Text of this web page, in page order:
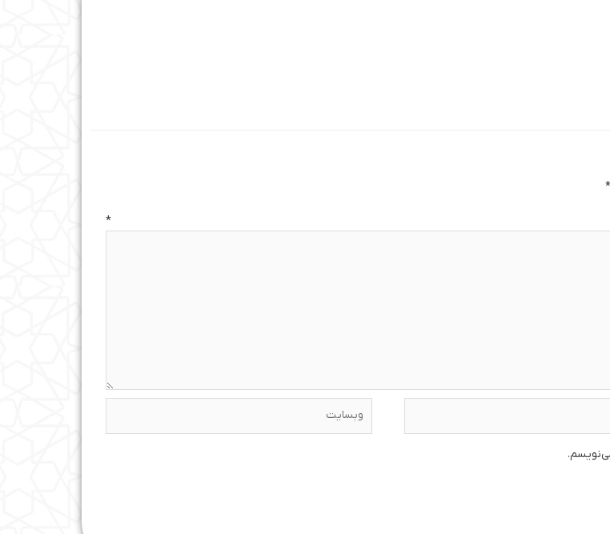
*
*